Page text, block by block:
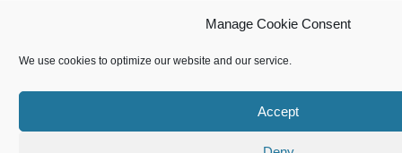
Manage Cookie Consent
We use cookies to optimize our website and our service.
Accept